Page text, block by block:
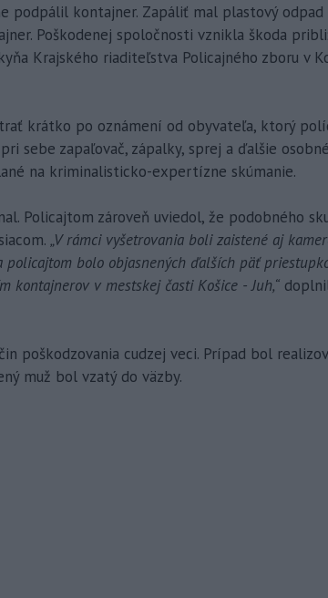
podpálil kontajner. Zapáliť mal plastový
Poškodenej spoločnosti vznikla škoda
Krajského riaditeľstva Policajného zboru v
krátko po oznámení od obyvateľa, ktorý
sebe zapaľovač, zápalky, sprej a ďalšie
na kriminalisticko-expertízne skúmanie.
Policajtom zároveň uviedol, že podobného
„V rámci vyšetrovania boli zaistené aj
policajtom bolo objasnených ďalších päť
kontajnerov v mestskej časti Košice - Juh,“
poškodzovania cudzej veci. Prípad bol
muž bol vzatý do väzby.